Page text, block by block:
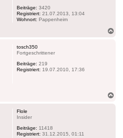
Beiträge: 3420
Registriert: 21.07.2013, 13:04
Wohnort: Pappenheim
tosch350
Fortgeschrittener
Beiträge: 219
Registriert: 19.07.2010, 17:36
Flole
Insider
Beiträge: 11418
Registriert: 31.12.2015, 01:11